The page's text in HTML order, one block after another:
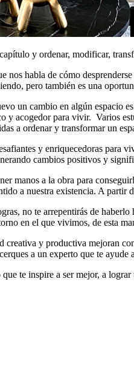
y ordenar, modificar,
nos habla de cómo
pero también es una
un cambio en algún espacio
y acogedor para vivir. Varios
a ordenar y transformar un
y enriquecedoras
cambios positivos y
manos a la obra para
a nuestra existencia. A partir
no te arrepentirás de
en el que vivimos, de esta
creativa y productiva mejoran
a un experto que te ayude
te inspire a ser mejor, a